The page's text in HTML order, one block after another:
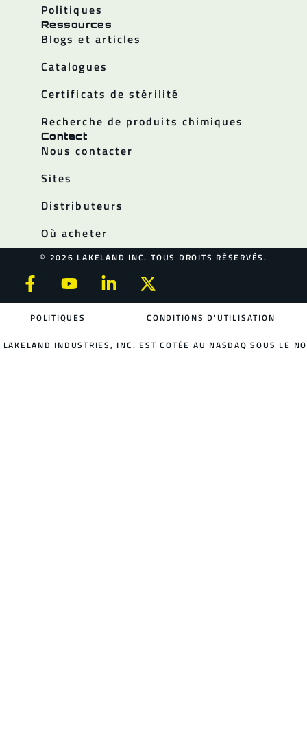
Politiques
Ressources
Blogs et articles
Catalogues
Certificats de stérilité
Recherche de produits chimiques
Contact
Nous contacter
Sites
Distributeurs
Où acheter
© 2026 LAKELAND INC. TOUS DROITS RÉSERVÉS.
POLITIQUES CONDITIONS D'UTILISATION
LAKELAND INDUSTRIES, INC. EST COTÉE AU NASDAQ SOUS LE